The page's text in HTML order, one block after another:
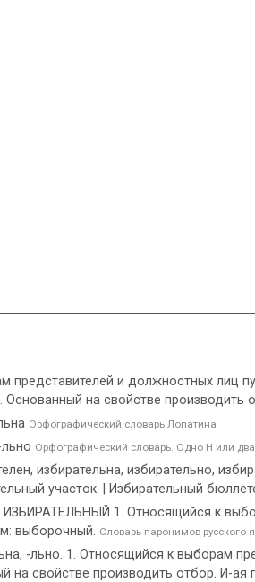
и должностных лиц
на свойстве производить
Орфографический словарь Лопатина
Орфографический словарь. Одно Н или
избирательна, избирательно,
участок. | Избирательный
ИЗБИРАТЕЛЬНЫЙ 1. Относящийся к
выборочный. Словарь паронимов русского
-льно. 1. Относящийся к выборам
на свойстве производить отбор. И-ая